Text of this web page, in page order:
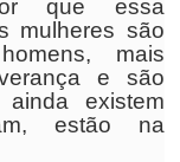
que essa
mulheres são
mais
e são
existem
estão na